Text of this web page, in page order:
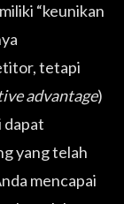
“keunikan
tetapi
advantage)
dapat
yang telah
mencapai